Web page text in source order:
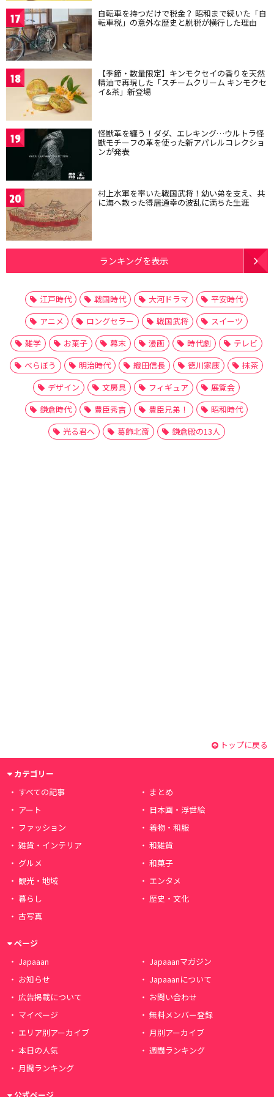
17 自転車を持つだけで税金？ 昭和まで続いた「自
転車税」の意外な歴史と脱税が横行した理由
18 【季節・数量限定】キンモクセイの香りを天然
精油で再現した「スチームクリーム キンモクセ
イ&茶」新登場
19 怪獣革を纏う！ダダ、エレキング…ウルトラ怪
獣モチーフの革を使った新アパレルコレクショ
ンが発表
20 村上水軍を率いた戦国武将！幼い弟を支え、共
に海へ散った得居通幸の波乱に満ちた生涯
ランキングを表示
江戸時代 戦国時代 大河ドラマ
平安時代
アニメ
ロングセラー 戦国武将
スイーツ
雑学
お菓子 幕末 漫画 時代劇
テレビ
べらぼう
明治時代 織田信長 徳川家康
抹茶
デザイン
文房具 フィギュア
展覧会
鎌倉時代
豊臣秀吉 豊臣兄弟！
昭和時代
光る君へ
葛飾北斎 鎌倉殿の13人
トップに戻る
カテゴリー
すべての記事
まとめ
アート
日本画・浮世絵
ファッション
着物・和服
雑貨・インテリア
和雑貨
グルメ
和菓子
観光・地域
エンタメ
暮らし
歴史・文化
古写真
ページ
Japaaan
Japaaanマガジン
お知らせ
Japaaanについて
広告掲載について
お問い合わせ
マイページ
無料メンバー登録
エリア別アーカイブ
月別アーカイブ
本日の人気
週間ランキング
月間ランキング